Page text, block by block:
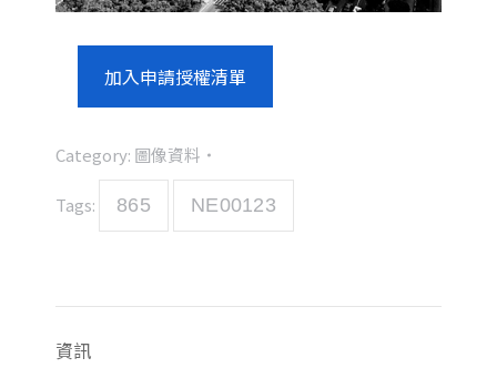
加入申請授權清單
Category: 圖像資料
Tags: 865 NE00123
資訊